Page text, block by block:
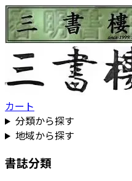
カート
分類から探す
地域から探す
書誌分類